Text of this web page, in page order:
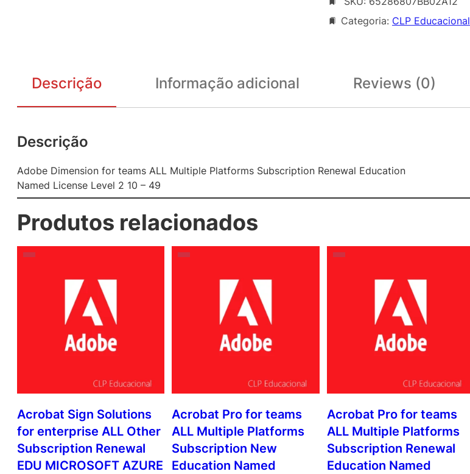
Categoria: CLP Educacional
Descrição Informação adicional Reviews (0)
Descrição
Adobe Dimension for teams ALL Multiple Platforms Subscription Renewal Education
Named License Level 2 10 – 49
Produtos relacionados
Acrobat Sign Solutions
for enterprise ALL Other
Subscription Renewal
EDU MICROSOFT AZURE
Acrobat Pro for teams
ALL Multiple Platforms
Subscription New
Education Named
Acrobat Pro for teams
ALL Multiple Platforms
Subscription Renewal
Education Named